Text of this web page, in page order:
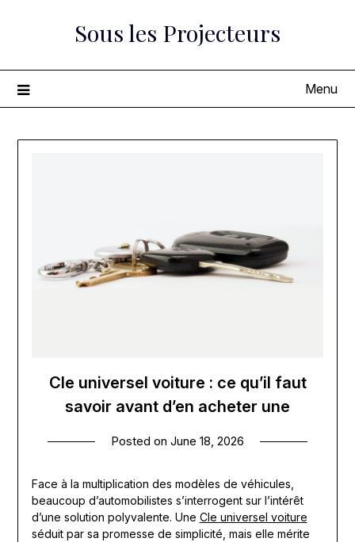
Sous les Projecteurs
Menu
Cle universel voiture : ce qu’il faut
savoir avant d’en acheter une
Posted on June 18, 2026
Face à la multiplication des modèles de véhicules,
beaucoup d’automobilistes s’interrogent sur l’intérêt
d’une solution polyvalente. Une Cle universel voiture
séduit par sa promesse de simplicité, mais elle mérite